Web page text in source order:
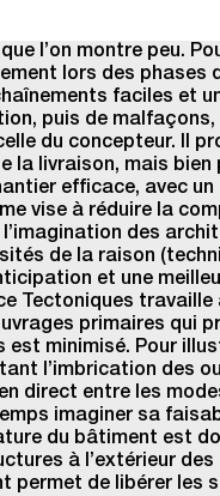
l’on montre peu.
lors des
faciles et
puis de
du concepteur. Il
la livraison, mais
efficace, avec
vise à réduire la
des
de la raison
et une
Tectoniques
primaires qui
minimisé. Pour
l’imbrication des
direct entre les
imaginer sa
du bâtiment est
à l’extérieur
permet de libérer les